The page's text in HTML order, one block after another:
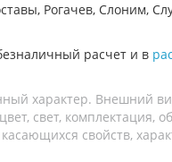
Рогачев, Слоним,
расчет и в
характер. Внешний
свет, комплектация,
свойств,